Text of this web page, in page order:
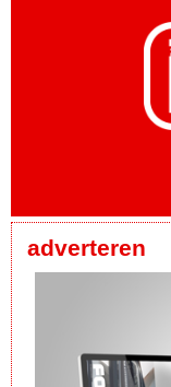
adverteren